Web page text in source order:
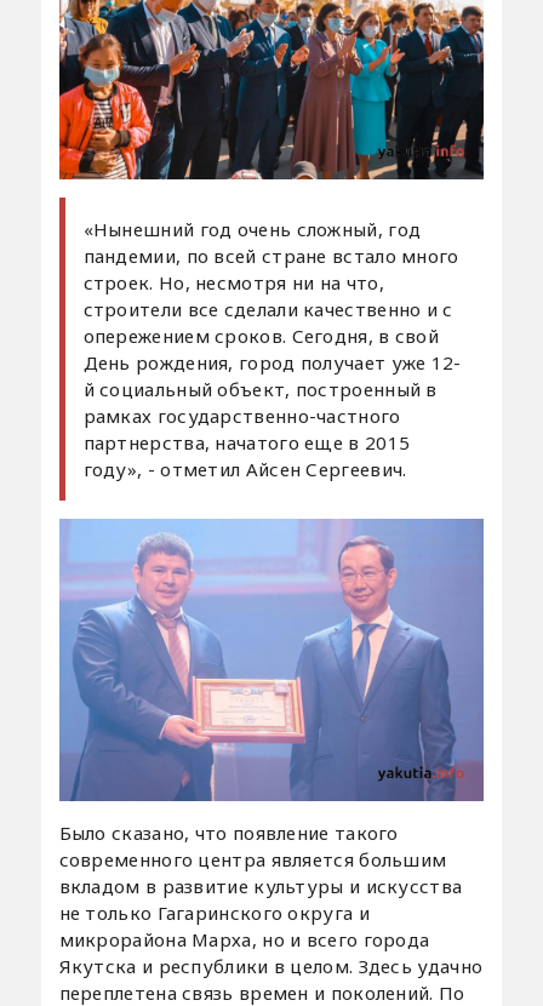
«Нынешний год очень сложный, год
пандемии, по всей стране встало много
строек. Но, несмотря ни на что,
строители все сделали качественно и с
опережением сроков. Сегодня, в свой
День рождения, город получает уже 12-
й социальный объект, построенный в
рамках государственно-частного
партнерства, начатого еще в 2015
году», - отметил Айсен Сергеевич.
Было сказано, что появление такого
современного центра является большим
вкладом в развитие культуры и искусства
не только Гагаринского округа и
микрорайона Марха, но и всего города
Якутска и республики в целом. Здесь удачно
переплетена связь времен и поколений. По